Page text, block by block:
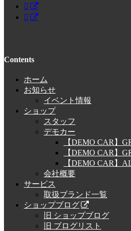
Contents
ホーム
お知らせ
イベント情報
ショップ
スタッフ
デモカー
【DEMO CAR】
【DEMO CAR】
【DEMO CAR】
会社概要
サービス
取扱ブランド一覧
ショップブログ
旧 ショップブログ
旧 ブログリスト